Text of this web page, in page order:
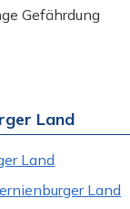
Gefährdung
Land
Land
Land